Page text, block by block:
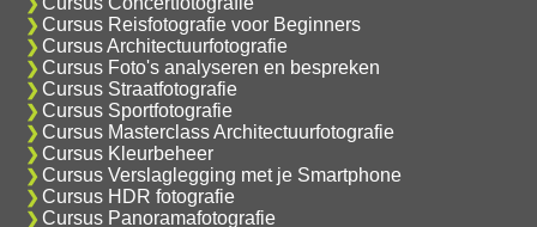
Cursus Reisfotografie voor Beginners
Cursus Architectuurfotografie
Cursus Foto's analyseren en bespreken
Cursus Straatfotografie
Cursus Sportfotografie
Cursus Masterclass Architectuurfotografie
Cursus Kleurbeheer
Cursus Verslaglegging met je Smartphone
Cursus HDR fotografie
Cursus Panoramafotografie